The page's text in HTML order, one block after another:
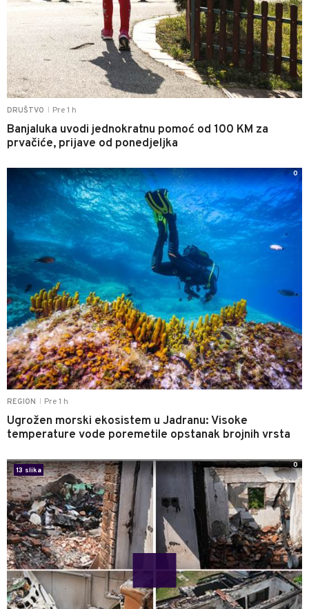
DRUŠTVO Pre 1 h
Banjaluka uvodi jednokratnu pomoć od 100 KM za
prvačiće, prijave od ponedjeljka
REGION Pre 1 h
Ugrožen morski ekosistem u Jadranu: Visoke
temperature vode poremetile opstanak brojnih vrsta
0
13 slika
0